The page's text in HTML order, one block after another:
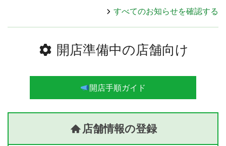
すべてのお知らせを確認する
開店準備中の店舗向け
開店手順ガイド
店舗情報の登録